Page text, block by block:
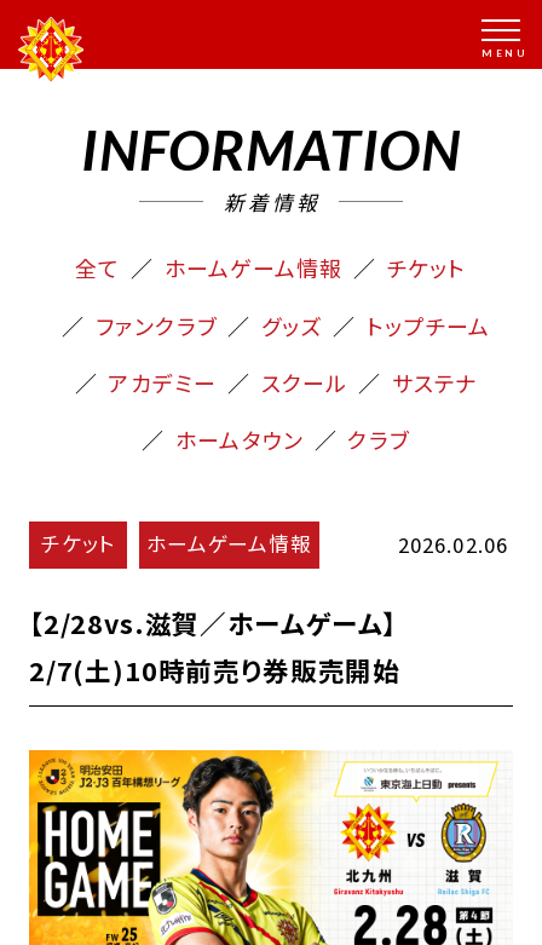
INFORMATION
新着情報
全て ホームゲーム情報
チケット
ファンクラブ
グッズ
トップチーム
アカデミー
スクール
サステナ
ホームタウン
クラブ
チケット ホームゲーム情報 2026.02.06
【2/28vs.滋賀／ホームゲーム】
2/7(土)10時前売り券販売開始